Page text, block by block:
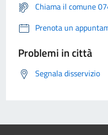
Chiama il comune
Prenota un
Problemi in città
Segnala disservizio